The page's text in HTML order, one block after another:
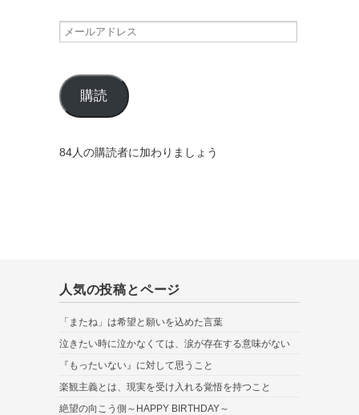
メ
ル
ア
ド
購読
84人の購読者に加わりましょう
人気の投稿とページ
「またね」は希望と願いを込めた言葉
泣きたい時に泣かなくては、涙が存在する意味がない
『もったいない』に対して思うこと
楽観主義とは、現実を受け入れる覚悟を持つこと
絶望の向こう側～HAPPY BIRTHDAY～